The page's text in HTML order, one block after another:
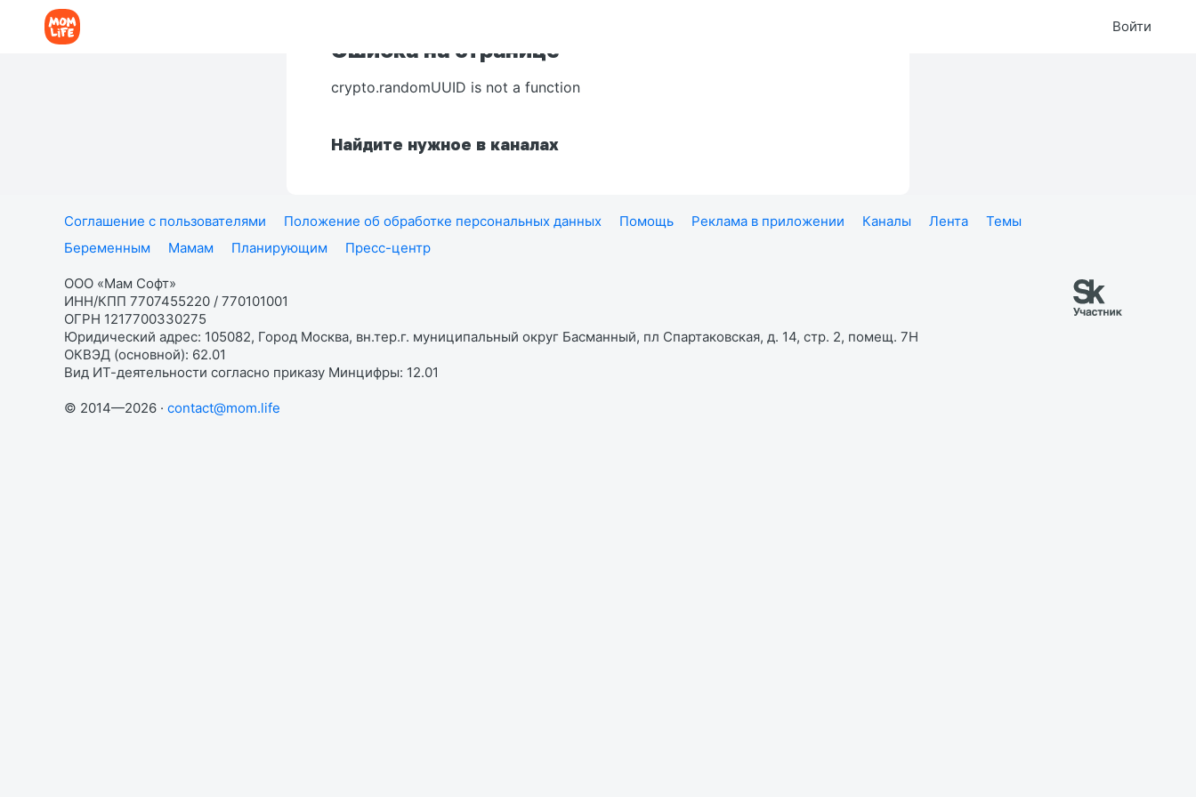
Войти
Ошибка на странице
crypto.randomUUID is not a function
Найдите нужное в каналах
Соглашение с пользователями Положение об обработке персональных данных Помощь Реклама в приложении Каналы Лента
Темы
Беременным
Мамам Планирующим Пресс-центр
ООО «Мам Софт»
ИНН/КПП 7707455220 / 770101001
ОГРН 1217700330275
Юридический адрес: 105082, Город Москва, вн.тер.г. муниципальный округ Басманный, пл Спартаковская, д. 14, стр. 2, помещ. 7Н
ОКВЭД (основной): 62.01
Вид ИТ-деятельности согласно приказу Минцифры: 12.01
© 2014—2026 · contact@mom.life